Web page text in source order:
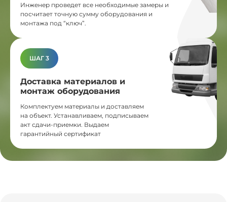
Инженер проведет все необходимые замеры и
посчитает точную сумму оборудования и
монтажа под “ключ”.
ШАГ 3
Доставка материалов и
монтаж оборудования
Комплектуем материалы и доставляем
на объект. Устанавливаем, подписываем
акт сдачи-приемки. Выдаем
гарантийный сертификат